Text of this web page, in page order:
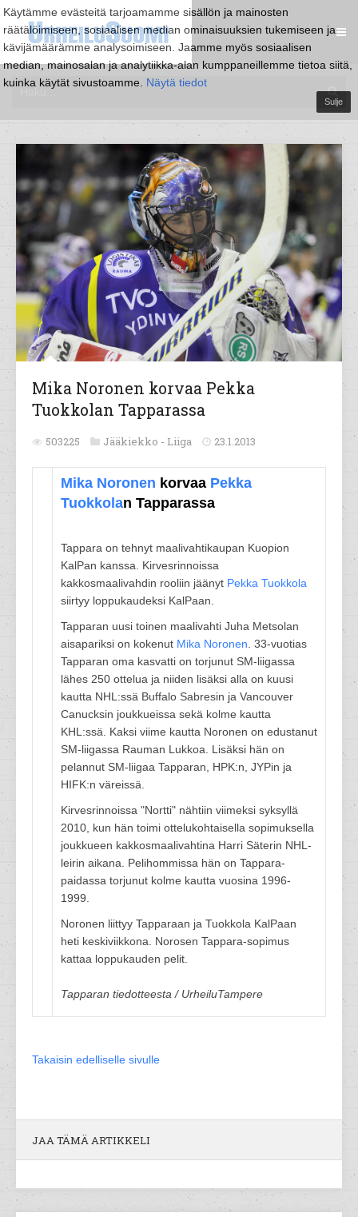
Käytämme evästeitä tarjoamamme sisällön ja mainosten
räätälöimiseen, sosiaalisen median ominaisuuksien tukemiseen ja
kävijämäärämme analysoimiseen. Jaamme myös sosiaalisen
median, mainosalan ja analytiikka-alan kumppaneillemme tietoa siitä,
kuinka käytät sivustoamme. Näytä tiedot
Sulje
Mika Noronen korvaa Pekka
Tuokkolan Tapparassa
503225 Jääkiekko - Liiga 23.1.2013
Mika Noronen korvaa Pekka
Tuokkolan Tapparassa
Tappara on tehnyt maalivahtikaupan Kuopion
KalPan kanssa. Kirvesrinnoissa
kakkosmaalivahdin rooliin jäänyt Pekka Tuokkola
siirtyy loppukaudeksi KalPaan.
Tapparan uusi toinen maalivahti Juha Metsolan
aisapariksi on kokenut Mika Noronen . 33-vuotias
Tapparan oma kasvatti on torjunut SM-liigassa
lähes 250 ottelua ja niiden lisäksi alla on kuusi
kautta NHL:ssä Buffalo Sabresin ja Vancouver
Canucksin joukkueissa sekä kolme kautta
KHL:ssä. Kaksi viime kautta Noronen on edustanut
SM-liigassa Rauman Lukkoa. Lisäksi hän on
pelannut SM-liigaa Tapparan, HPK:n, JYPin ja
HIFK:n väreissä.
Kirvesrinnoissa "Nortti" nähtiin viimeksi syksyllä
2010, kun hän toimi ottelukohtaisella sopimuksella
joukkueen kakkosmaalivahtina Harri Säterin NHL-
leirin aikana. Pelihommissa hän on Tappara-
paidassa torjunut kolme kautta vuosina 1996-
1999.
Noronen liittyy Tapparaan ja Tuokkola KalPaan
heti keskiviikkona. Norosen Tappara-sopimus
kattaa loppukauden pelit.
Tapparan tiedotteesta / UrheiluTampere
Takaisin edelliselle sivulle
JAA TÄMÄ ARTIKKELI